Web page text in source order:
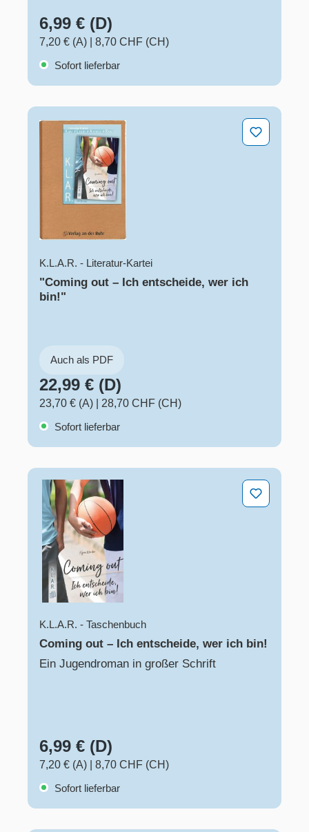
6,99 € (D)
7,20 € (A)
8,70 CHF (CH)
Sofort lieferbar
"Coming out – Ich entscheide, wer ich bin!"
K.L.A.R. - Literatur-Kartei
"Coming out – Ich entscheide, wer ich
bin!"
Auch als PDF
22,99 € (D)
23,70 € (A)
28,70 CHF (CH)
Sofort lieferbar
Coming out – Ich entscheide, wer ich bin!
K.L.A.R. - Taschenbuch
Coming out – Ich entscheide, wer ich bin!
Ein Jugendroman in großer Schrift
6,99 € (D)
7,20 € (A)
8,70 CHF (CH)
Sofort lieferbar